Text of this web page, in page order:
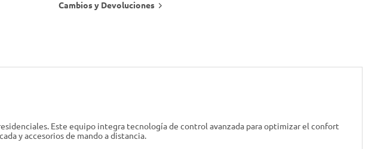
Cambios y Devoluciones
Este equipo integra tecnología de control avanzada para optimizar el confort
y accesorios de mando a distancia.